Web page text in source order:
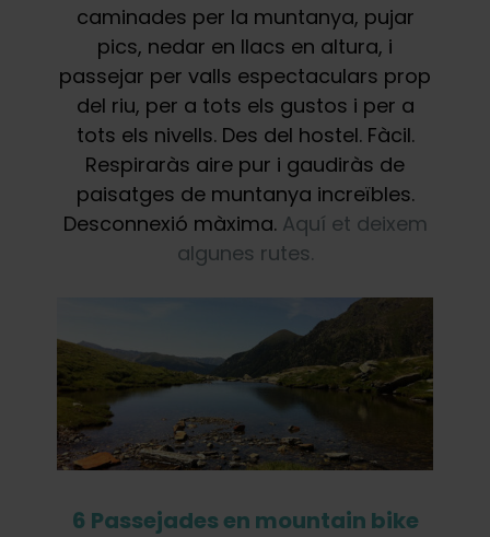
caminades per la muntanya, pujar
pics, nedar en llacs en altura, i
passejar per valls espectaculars prop
del riu, per a tots els gustos i per a
tots els nivells. Des del hostel. Fàcil.
Respiraràs aire pur i gaudiràs de
paisatges de muntanya increïbles.
Desconnexió màxima. Aquí et deixem
algunes rutes.
6 Passejades en mountain bike